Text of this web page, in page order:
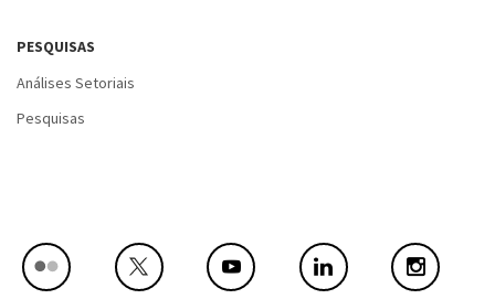
PESQUISAS
Análises Setoriais
Pesquisas